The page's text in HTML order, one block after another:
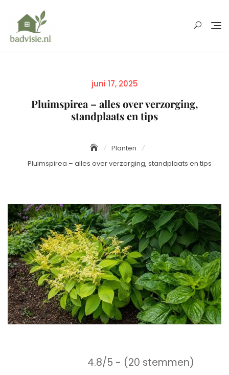
content
Posted
juni 17, 2025
Pluimspirea – alles over verzorging,
standplaats en tips
Planten
Pluimspirea – alles over verzorging, standplaats en tips
4.8/5 - (20 stemmen)